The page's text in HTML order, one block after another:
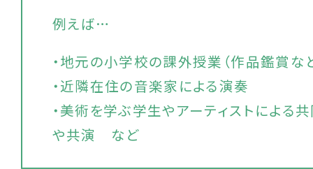
例えば…
・地元の小学校の課外授業（作品鑑賞な
・近隣在住の音楽家による演奏
・美術を学ぶ学生やアーティストによる
や共演 など